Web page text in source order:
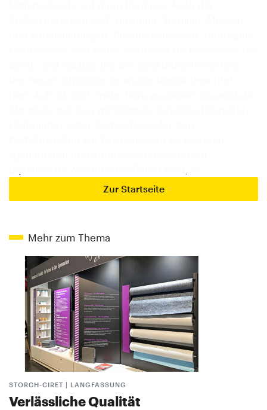
Zur Startseite
Mehr zum Thema
STORCH-CIRET | LANGFASSUNG
Verlässliche Qualität